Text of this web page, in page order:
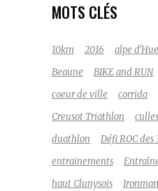
MOTS CLÉS
10km 2016 alpe
Beaune
BIKE and RUN
coeur de ville
corrida
Creusot Triathlon
duathlon
Défi ROC des
entrainements
haut Clunysois
Ironman